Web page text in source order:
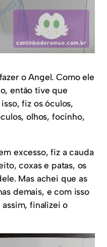
o Angel. Como ele
então tive que
fiz os óculos,
olhos, focinho,
excesso, fiz a cauda
coxas e patas, os
Mas achei que as
demais, e com isso
assim, finalizei o